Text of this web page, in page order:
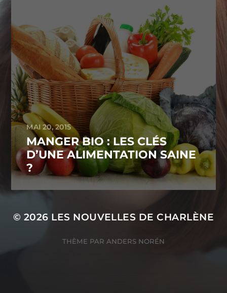
MAI 20, 2015
MANGER BIO : LES CLÉS
D’UNE ALIMENTATION SAINE
?
© 2026 LES NOUVELLES DE CHARLÈNE
THÈME PAR ANDERS NORÉN